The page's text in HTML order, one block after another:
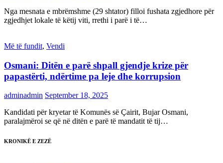
Nga mesnata e mbrëmshme (29 shtator) filloi fushata zgjedhore për
zgjedhjet lokale të këtij viti, rrethi i parë i të…
Më të fundit, Vendi
Osmani: Ditën e parë shpall gjendje krize për
papastërti, ndërtime pa leje dhe korrupsion
adminadmin September 18, 2025
Kandidati për kryetar të Komunës së Çairit, Bujar Osmani,
paralajmëroi se që në ditën e parë të mandatit të tij…
KRONIKË E ZEZË